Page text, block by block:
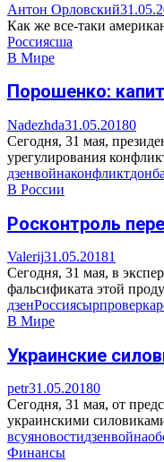
Антон Орловский
Как же все-таки
Россиясша
В Мире
Порошенко:
Nadezhda31.05.20180
Сегодня, 31 мая,
урегулирования
дзенвойнаконфликт
В России
Росконтроль
Valerij31.05.20181
Сегодня, 31 мая, в
фальсификата этой
дзенРоссиясырпроверка
В Мире
Украинские
petr31.05.20180
Сегодня, 31 мая, от
украинскими
всуяновостидзенвойна
Финансы